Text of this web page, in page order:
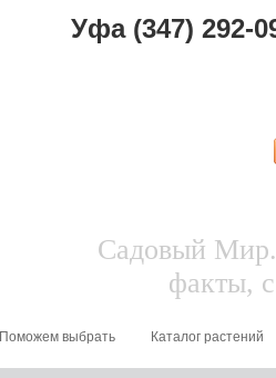
Уфа (347) 292-
Садовый Мир.
факты,
Поможем выбрать Каталог растений